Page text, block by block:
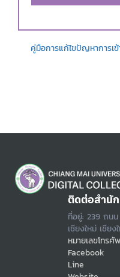
คู่มือการแก้ไขปัญหาการเ
ติดต่อสำนั
ที่อยู่: 239 ถน
เชียงใหม่ เชีย
หมายเลขโ
Facebook
Line